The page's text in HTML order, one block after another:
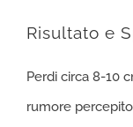
Risultato e
Perdi circa 8-10
rumore